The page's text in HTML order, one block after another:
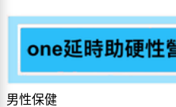
男性保健